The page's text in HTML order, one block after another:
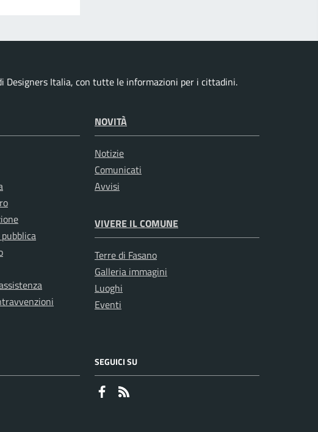
Designers Italia, con tutte le informazioni per i cittadini.
NOVITÀ
Notizie
Comunicati
Avvisi
VIVERE IL COMUNE
Terre di Fasano
Galleria immagini
Luoghi
Eventi
SEGUICI SU
Faceboook